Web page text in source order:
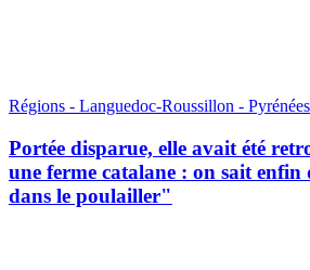
Régions - Languedoc-Roussillon -
Portée disparue, elle avait été
une ferme catalane : on sait
dans le poulailler"